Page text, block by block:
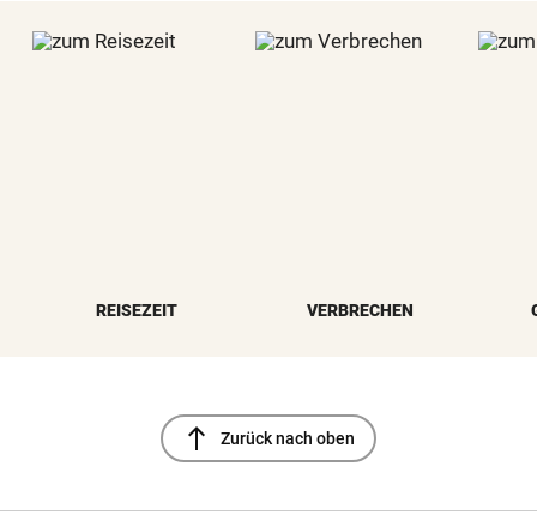
REISEZEIT VERBRECHEN
north Zurück nach oben